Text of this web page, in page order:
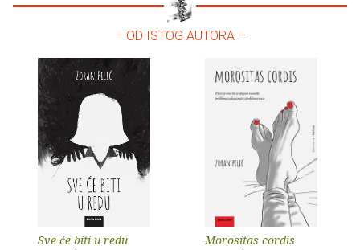
– OD ISTOG AUTORA –
Sve će biti u redu Morositas cordis